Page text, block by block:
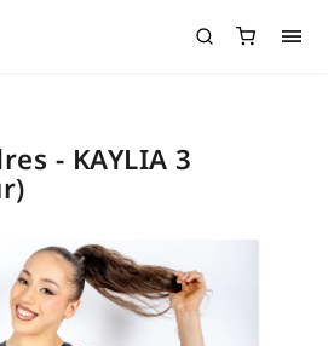
- KAYLIA 3